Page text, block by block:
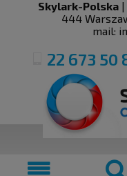
Skylark-Polska |
444
mail:
22 673 50